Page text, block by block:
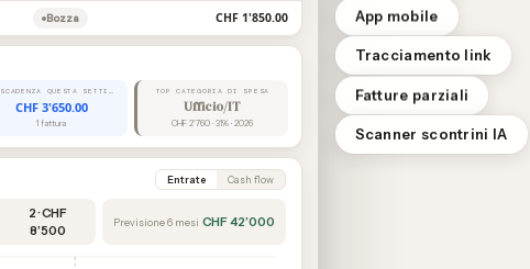
App mobile
Tracciamento link
Fatture parziali
Scanner scontrini IA
Bozza CHF 1'850.00
IN SCADENZA QUESTA SETTIMANA
CHF 3'650.00
1 fattura
TOP CATEGORIA DI SPESA
Ufficio/IT
CHF 2'760 · 31% · 2026
Entrate Cash flow
2 · CHF
8’500
Previsione 6 mesi CHF 42’000